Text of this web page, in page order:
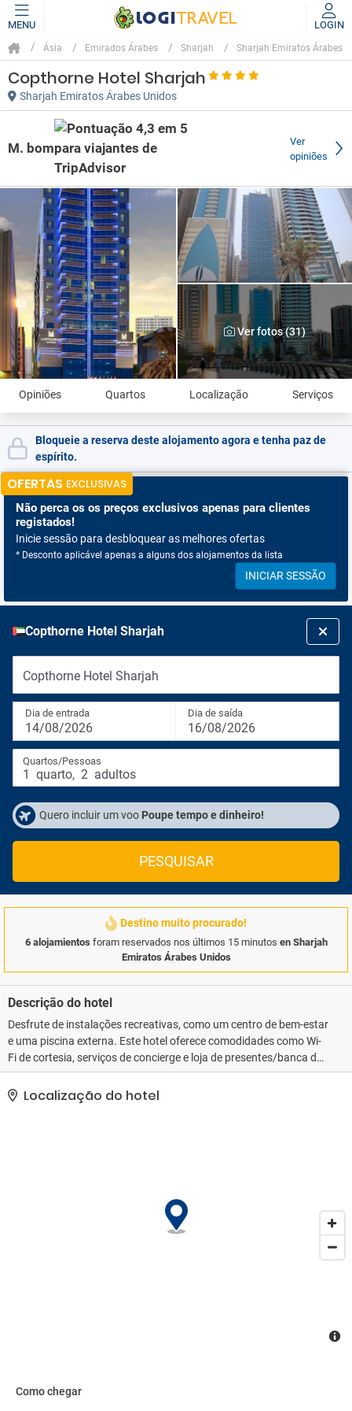
MENU LOGIN
Ásia Emirados Árabes Sharjah Sharjah Emiratos Árabes
Copthorne Hotel Sharjah
Sharjah Emiratos Árabes Unidos
M. bom
Ver
opiniões
Ver fotos (31)
Opiniões Quartos Localização Serviços
Bloqueie a reserva deste alojamento agora e tenha paz de
espírito.
OFERTAS EXCLUSIVAS
Não perca os os preços exclusivos apenas para clientes
registados!
Inicie sessão para desbloquear as melhores ofertas
* Desconto aplicável apenas a alguns dos alojamentos da lista
INICIAR SESSÃO
Copthorne Hotel Sharjah
Copthorne Hotel Sharjah
Dia de entrada
14/08/2026
Dia de saída
16/08/2026
Quartos/Pessoas
1 quarto, 2 adultos
Quero incluir um voo Poupe tempo e dinheiro!
PESQUISAR
Destino muito procurado!
6 alojamientos foram reservados nos últimos 15 minutos en Sharjah
Emiratos Árabes Unidos
Descrição do hotel
Desfrute de instalações recreativas, como um centro de bem-estar
e uma piscina externa. Este hotel oferece comodidades como Wi-
Fi de cortesia, serviços de concierge e loja de presentes/banca de
jornal. O traslado de cortesia leva você para a praia ou shopping
center nas proximidades.. As comodidades presentes incluem um
business center, check-out expresso e jornais de cortesia no
Localização do hotel
Como chegar